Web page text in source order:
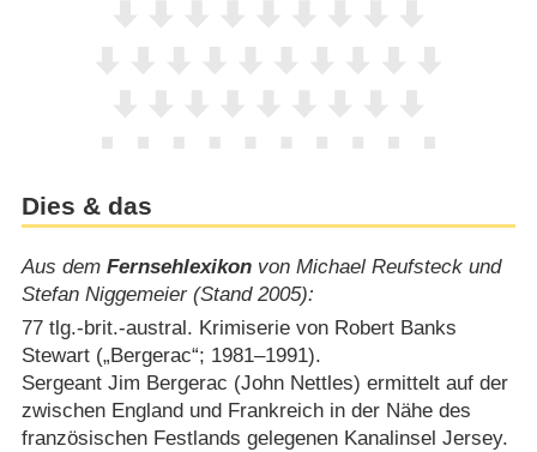
Dies & das
Aus dem Fernsehlexikonvon Michael Reufsteck und
Stefan Niggemeier (Stand 2005):
77 tlg.-brit.-austral. Krimiserie von Robert Banks
Stewart („Bergerac“; 1981⁠–⁠1991).
Sergeant Jim Bergerac (John Nettles) ermittelt auf der
zwischen England und Frankreich in der Nähe des
französischen Festlands gelegenen Kanalinsel Jersey.